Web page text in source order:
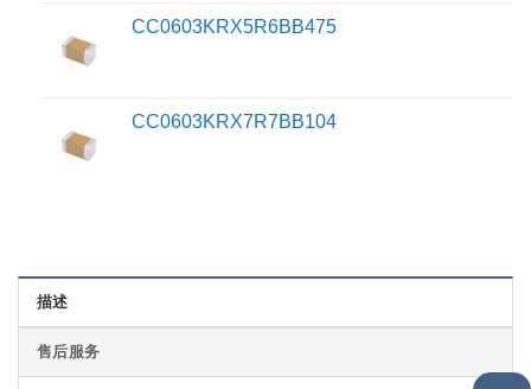
CC0603KRX5R6BB475
CC0603KRX7R7BB104
描述
售后服务